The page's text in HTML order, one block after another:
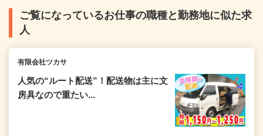
ご覧になっているお仕事の職種と勤務地に似た求
人
有限会社ツカサ
人気の“ルート配送”！配送物は主に文
房具なので重たい...